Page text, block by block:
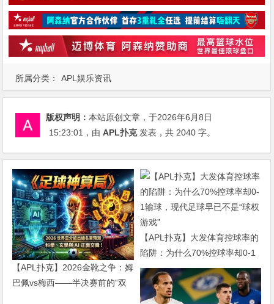
所属分类： APL娱乐资讯
版权声明：本站原创文章，于2026年6月8日
15:23:01 ，由APL扑克发表，共 2040 字。
【APL扑克】2026金靴之争：姆
巴佩vs梅西——半决赛前的“双
【APL扑克】大发体育控球率的
陷阱：为什么70%控球率却0-1
输球，现代足球早已不是“球权
游戏”